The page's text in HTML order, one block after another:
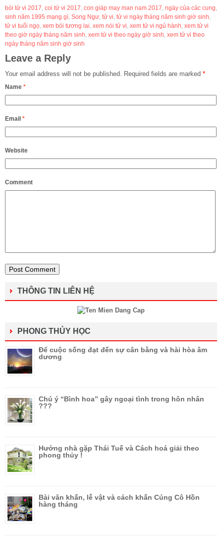
bói tử vi 2017, coi tử vi 2017, con giáp may man nam 2017, ngày của các cung,
sinh năm 1995 mạng gì, Song Ngư, tử vi, tử vi ngày tháng năm sinh giờ sinh,
tử vi tuổi ngọ, xem bói tương lai, xem nói tử vi, xem tử vi ngủ hành, xem tử vi
theo giờ ngày tháng năm sinh, xem tử vi theo ngày giờ sinh, xem tử vi theo
ngày tháng năm sinh giờ sinh
Leave a Reply
Your email address will not be published. Required fields are marked *
Name *
Email *
Website
Comment
THÔNG TIN LIÊN HỆ
PHONG THỦY HỌC
Để cuộc sống đạt đến sự cân bằng và hài hòa âm
dương
Chú ý “Bình hoa” gây ngoại tình trong hôn nhân
???
Hướng nhà gặp Thái Tuế và Cách hoá giải theo
phong thủy !
Bài văn khấn, lễ vật và cách khấn Cúng Cô Hồn
hàng tháng